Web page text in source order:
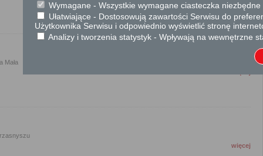
Mała
więcej
Wymagane - Wszystkie wymagane ciasteczka
Ułatwiające - Dostosowują zawartości Serwisu do
Użytkownika Serwisu i odpowiednio wyświetlić stronę
Analizy i tworzenia statystyk - Wpływają na wewnętrzne